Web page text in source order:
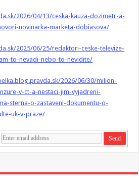
2026/04/13/ceska-kauza-dozimetr-a-
novinarka-marketa-dobiasova/
2025/06/25/redaktori-ceske-televize-
to-nevadi-nebo-to-nevidite/
2026/06/30/milion-
v-ct-a-nestaci-jim-vyjadreni-
sterna-o-zastaveni-dokumentu-o-
uk-v-praze/